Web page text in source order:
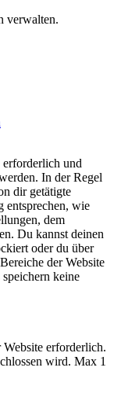
verwalten.
und
In der Regel
dir getätigte
entsprechen, wie
dem
Du kannst deinen
oder du über
der Website
keine
erforderlich.
wird. Max 1